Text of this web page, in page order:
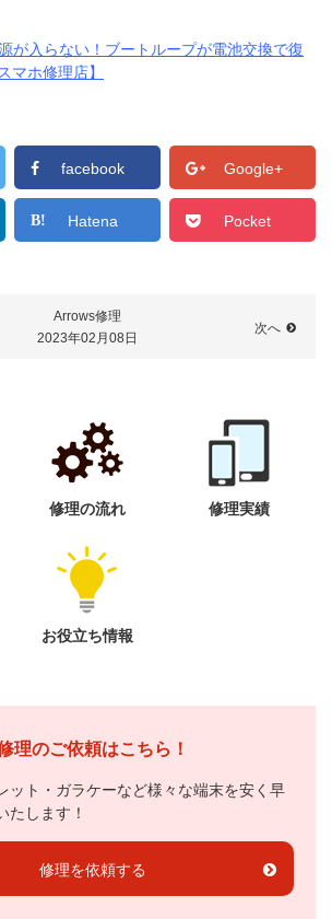
が入らない！ブートループが電池交換で復
マホ修理店】
facebook Google+
Hatena Pocket
Arrows修理
2023年02月08日
次へ
修理の流れ 修理実績
お役立ち情報
理のご依頼はこちら！
ット・ガラケーなど様々な端末を安く早
たします！
修理を依頼する